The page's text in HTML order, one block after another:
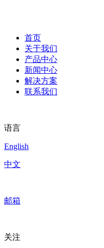
首页
关于我们
产品中心
新闻中心
解决方案
联系我们
语言
English
中文
邮箱
关注